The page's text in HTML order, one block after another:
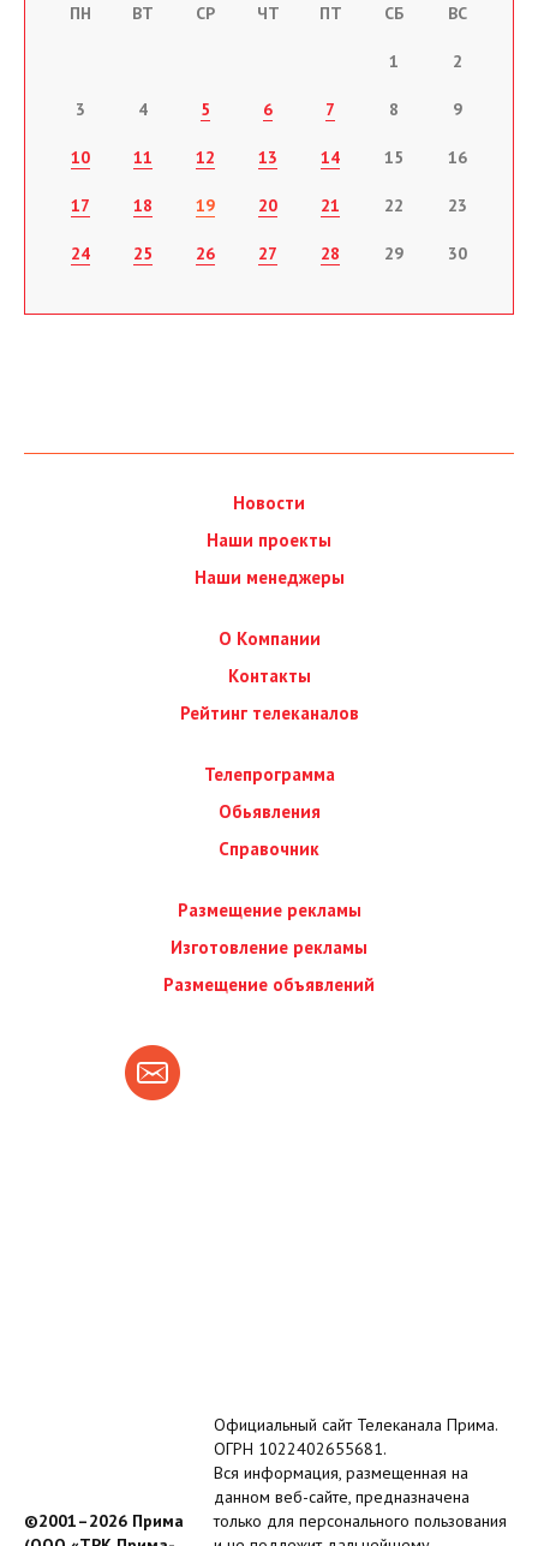
ПН ВТ СР ЧТ ПТ СБ ВС
1 2
3 4 5 6 7 8 9
10 11 12 13 14 15 16
17 18 19 20 21 22 23
24 25 26 27 28 29 30
Новости
Наши проекты
Наши менеджеры
О Компании
Контакты
Рейтинг телеканалов
Телепрограмма
Обьявления
Справочник
Размещение рекламы
Изготовление рекламы
Размещение объявлений
©2001–2026 Прима
Официальный сайт Телеканала Прима.
ОГРН 1022402655681.
Вся информация, размещенная на
данном веб-сайте, предназначена
только для персонального пользования